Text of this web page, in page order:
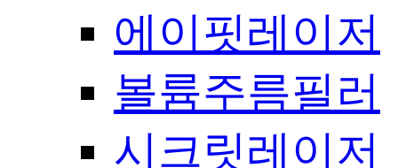
에이핏레이저
볼륨주름필러
시크릿레이저